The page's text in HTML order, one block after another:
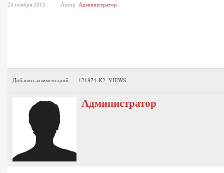
24 ноября 2015 Автор Администратор
Добавить комментарий 121874 K2_VIEWS
Администратор